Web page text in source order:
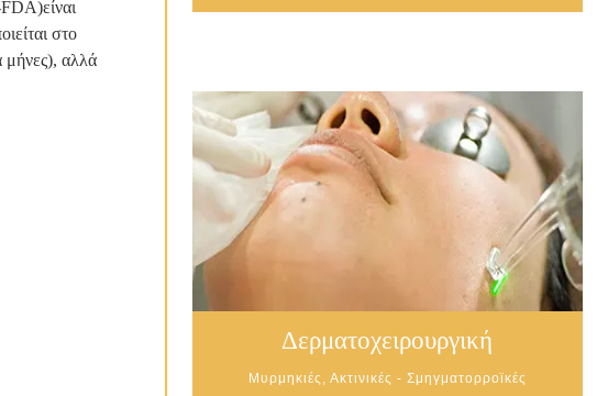
στο
μήνες), αλλά
Δερματοχειρουργική
Μυρμηκιές, Ακτινικές - Σμηγματορροϊκές